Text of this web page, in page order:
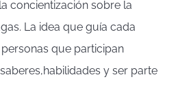
concientización sobre la
La idea que guía cada
que participan
y ser parte